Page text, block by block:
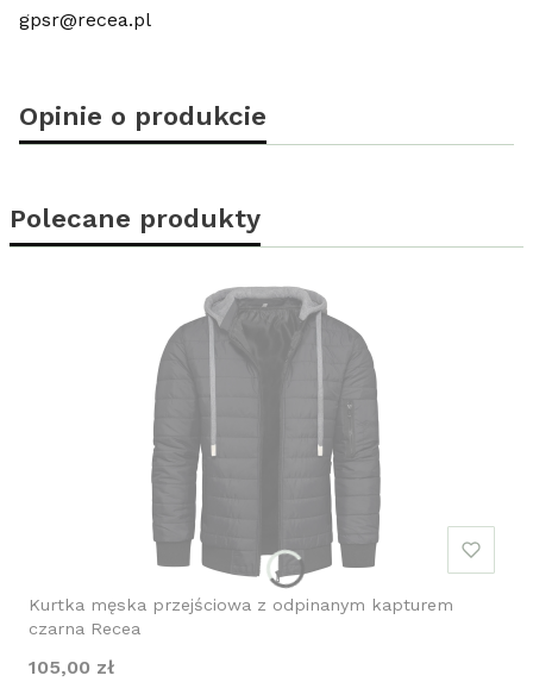
gpsr@recea.pl
Opinie o produkcie
Polecane produkty
Kurtka męska przejściowa z odpinanym kapturem
czarna Recea
Cena
105,00 zł